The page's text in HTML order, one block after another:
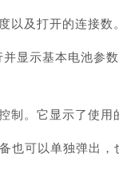
以及打开的连接数
显示基本电池参
制。它显示了使用
也可以单独弹出，